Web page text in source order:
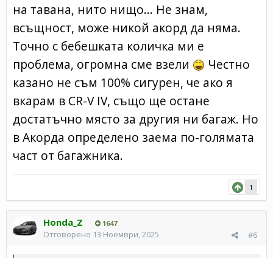
на тавана, нито нищо... Не знам,
всъщност, може никой акорд да няма.
Точно с бебешката количка ми е
проблема, огромна сме взели
Честно
казано не съм 100% сигурен, че ако я
вкарам в CR-V IV, също ще остане
достатъчно място за другия ни багаж. Но
в Акорда определено заема по-голямата
част от багажника.
1
Honda_Z 1647
#6
Отговорено 13 Ноември, 2025